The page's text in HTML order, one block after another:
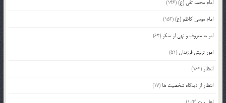
امام محمد تقی (ع)(146)
امام موسی کاظم (ع)(152)
امر به معروف و نهی از منکر (63)
امور تربیتی فرزندان(51)
انتظار (164)
انتظار از دیدگاه شخصیت ها (17)